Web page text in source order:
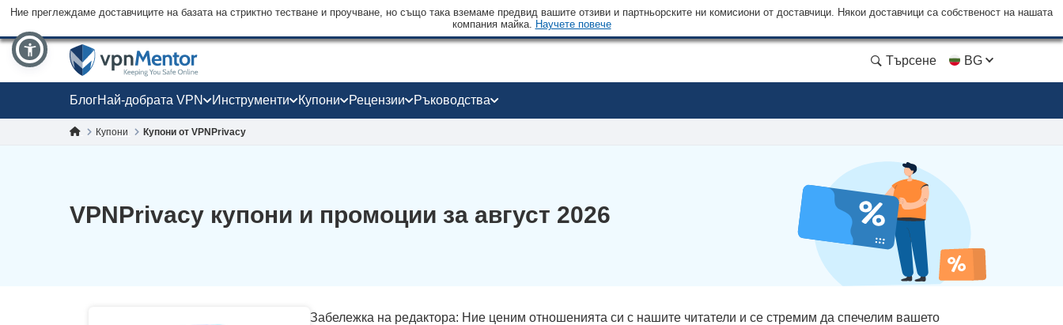
Ние преглеждаме доставчиците на базата на стриктно тестване и проучване, но също така вземаме предвид вашите отзиви и партньорските ни комисиони от доставчици. Някои доставчици са собственост на нашата
компания майка. Научете повече
Търсене BG
БлогНай-добрата VPN Инструменти Купони Рецензии Ръководства
Купони Купони от VPNPrivacy
VPNPrivacy купони и промоции за август 2026
Забележка на редактора: Ние ценим отношенията си с нашите читатели и се стремим да спечелим вашето